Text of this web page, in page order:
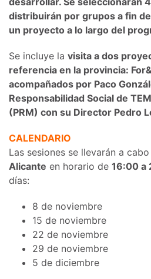
distribuirán por grupos a fin
un proyecto a lo largo del
Se incluye la visita a dos
referencia en la provincia:
acompañados por Paco
Responsabilidad Social de
(PRM) con su Director Pedro
CALENDARIO
Las sesiones se llevarán a
Alicante en horario de 16:00 a
días:
8 de noviembre
15 de noviembre
22 de noviembre
29 de noviembre
5 de diciembre